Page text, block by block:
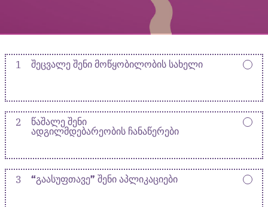
1 ᲨᲔᲪᲕᲐᲚᲔ ᲨᲔᲜᲘ ᲛᲝᲬᲧᲝᲑᲘᲚᲝᲑᲘᲡ ᲡᲐᲮᲔᲚᲘ
2
ᲬᲐᲨᲐᲚᲔ ᲨᲔᲜᲘ
ᲐᲓᲒᲘᲚᲛᲓᲔᲑᲐᲠᲔᲝᲑᲘᲡ ᲩᲐᲜᲐᲬᲔᲠᲔᲑᲘ
3 “ᲒᲐᲐᲡᲣᲤᲗᲐᲕᲔ” ᲨᲔᲜᲘ ᲐᲞᲚᲘᲙᲐᲪᲘᲔᲑᲘ